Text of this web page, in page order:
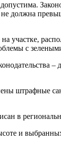
должна
участке,
с
штрафные
в
и